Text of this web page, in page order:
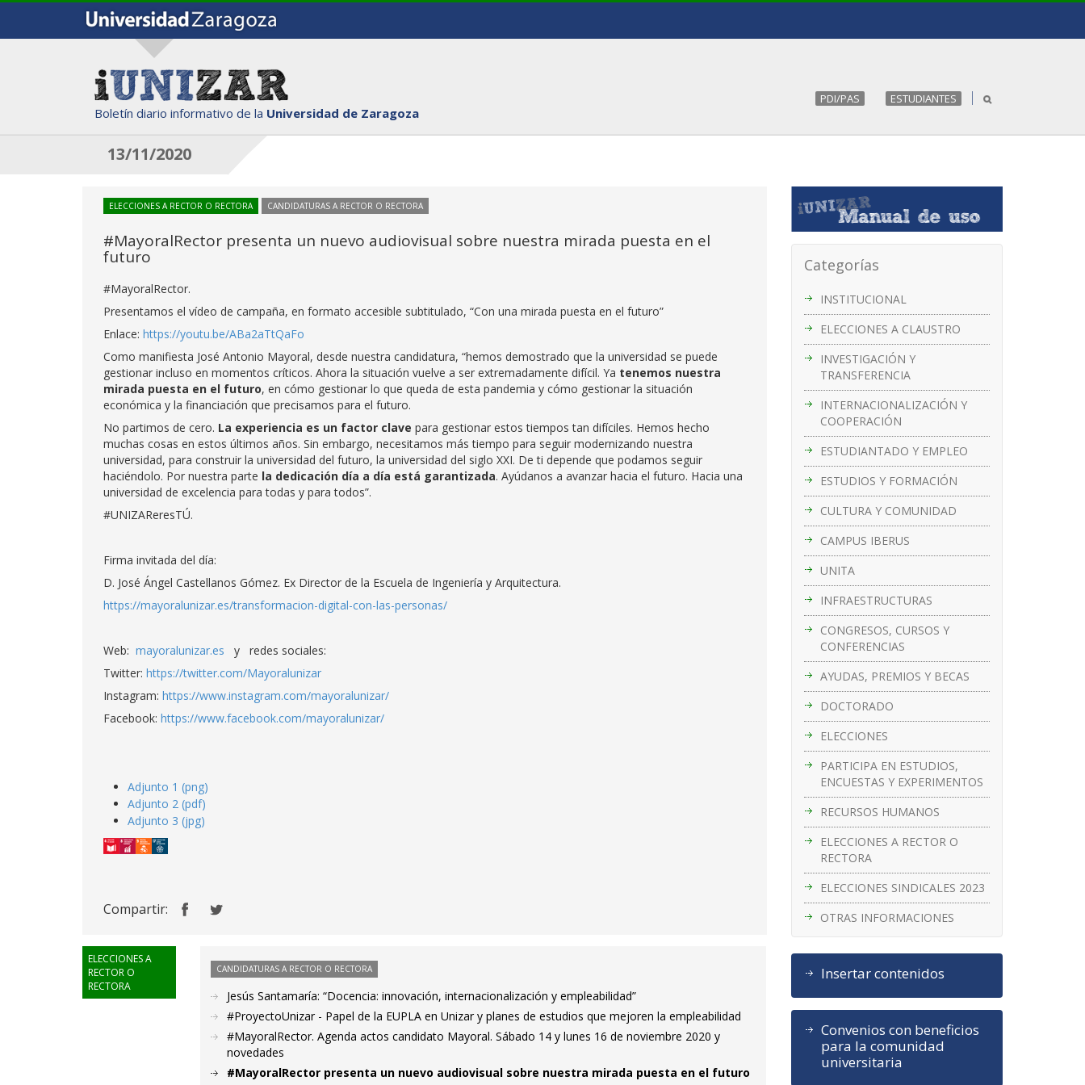
Boletín diario informativo de la Universidad de Zaragoza
PDI/PAS ESTUDIANTES
13/11/2020
Categorías
INSTITUCIONAL
ELECCIONES A CLAUSTRO
INVESTIGACIÓN Y
TRANSFERENCIA
INTERNACIONALIZACIÓN Y
COOPERACIÓN
ESTUDIANTADO Y EMPLEO
ESTUDIOS Y FORMACIÓN
CULTURA Y COMUNIDAD
CAMPUS IBERUS
UNITA
INFRAESTRUCTURAS
CONGRESOS, CURSOS Y
CONFERENCIAS
AYUDAS, PREMIOS Y BECAS
DOCTORADO
ELECCIONES
PARTICIPA EN ESTUDIOS,
ENCUESTAS Y EXPERIMENTOS
RECURSOS HUMANOS
ELECCIONES A RECTOR O
RECTORA
ELECCIONES SINDICALES 2023
OTRAS INFORMACIONES
Insertar contenidos
Convenios con beneficios
para la comunidad
universitaria
ELECCIONES A RECTOR O RECTORA CANDIDATURAS A RECTOR O RECTORA
#MayoralRector presenta un nuevo audiovisual sobre nuestra mirada puesta en el
futuro
#MayoralRector.
Presentamos el vídeo de campaña, en formato accesible subtitulado, “Con una mirada puesta en el futuro”
Enlace: https://youtu.be/ABa2aTtQaFo
Como manifiesta José Antonio Mayoral, desde nuestra candidatura, “hemos demostrado que la universidad se puede
gestionar incluso en momentos críticos. Ahora la situación vuelve a ser extremadamente difícil. Ya tenemos nuestra
mirada puesta en el futuro, en cómo gestionar lo que queda de esta pandemia y cómo gestionar la situación
económica y la financiación que precisamos para el futuro.
No partimos de cero. La experiencia es un factor clave para gestionar estos tiempos tan difíciles. Hemos hecho
muchas cosas en estos últimos años. Sin embargo, necesitamos más tiempo para seguir modernizando nuestra
universidad, para construir la universidad del futuro, la universidad del siglo XXI. De ti depende que podamos seguir
haciéndolo. Por nuestra parte la dedicación día a día está garantizada. Ayúdanos a avanzar hacia el futuro. Hacia una
universidad de excelencia para todas y para todos”.
#UNIZAReresTÚ.
Firma invitada del día:
D. José Ángel Castellanos Gómez. Ex Director de la Escuela de Ingeniería y Arquitectura.
https://mayoralunizar.es/transformacion-digital-con-las-personas/
Web: mayoralunizar.es y redes sociales:
Twitter: https://twitter.com/Mayoralunizar
Instagram: https://www.instagram.com/mayoralunizar/
Facebook: https://www.facebook.com/mayoralunizar/
Adjunto 1 (png)
Adjunto 2 (pdf)
Adjunto 3 (jpg)
Compartir:
ELECCIONES A
RECTOR O
RECTORA
CANDIDATURAS A RECTOR O RECTORA
Jesús Santamaría: “Docencia: innovación, internacionalización y empleabilidad”
#ProyectoUnizar - Papel de la EUPLA en Unizar y planes de estudios que mejoren la empleabilidad
#MayoralRector. Agenda actos candidato Mayoral. Sábado 14 y lunes 16 de noviembre 2020 y
novedades
#MayoralRector presenta un nuevo audiovisual sobre nuestra mirada puesta en el futuro